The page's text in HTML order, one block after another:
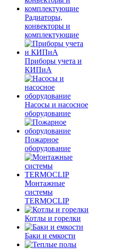
Радиаторы,
конвекторы и
комплектующие
Приборы учета и
КИПиА
Насосы и насосное
оборудование
Пожарное
оборудование
Монтажные
системы
TERMOCLIP
Котлы и горелки
Баки и емкости